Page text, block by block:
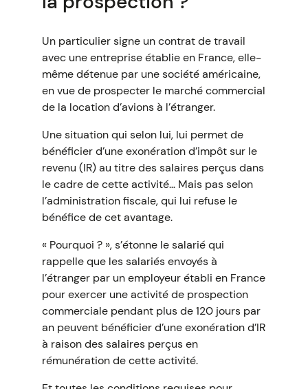
Un particulier signe un contrat de travail
avec une entreprise établie en France, elle-
même détenue par une société américaine,
en vue de prospecter le marché commercial
de la location d’avions à l’étranger.
Une situation qui selon lui, lui permet de
bénéficier d’une exonération d’impôt sur le
revenu (IR) au titre des salaires perçus dans
le cadre de cette activité… Mais pas selon
l’administration fiscale, qui lui refuse le
bénéfice de cet avantage.
« Pourquoi ? », s’étonne le salarié qui
rappelle que les salariés envoyés à
l’étranger par un employeur établi en France
pour exercer une activité de prospection
commerciale pendant plus de 120 jours par
an peuvent bénéficier d’une exonération d’IR
à raison des salaires perçus en
rémunération de cette activité.